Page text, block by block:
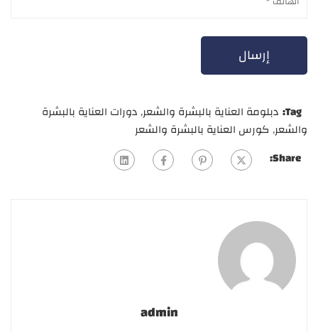
Tag: دبلومة العناية بالبشرة والشعر,دورات العناية بالبشرة
والشعر, كورس العناية بالبشرة والشعر
Share:
admin